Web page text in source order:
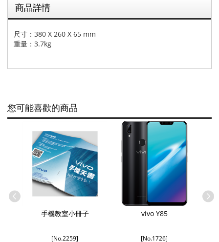
商品詳情
尺寸：380 X 260 X 65 mm
重量：3.7kg
您可能喜歡的商品
手機教室小冊子
[No.2259]
vivo Y85
[No.1726]